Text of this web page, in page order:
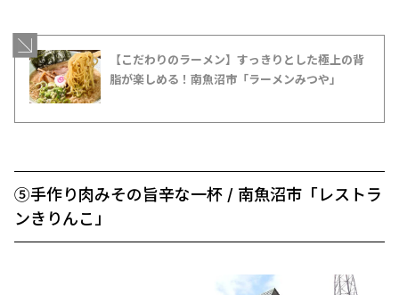
【こだわりのラーメン】すっきりとした極上の背
脂が楽しめる！南魚沼市「ラーメンみつや」
⑤手作り肉みその旨辛な一杯 / 南魚沼市「レストラ
ンきりんこ」